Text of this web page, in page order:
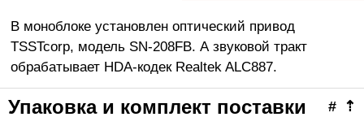
В моноблоке установлен оптический привод
TSSTcorp, модель SN-208FB. А звуковой тракт
обрабатывает HDA-кодек Realtek ALC887.
⇡
#
Упаковка и комплект поставки